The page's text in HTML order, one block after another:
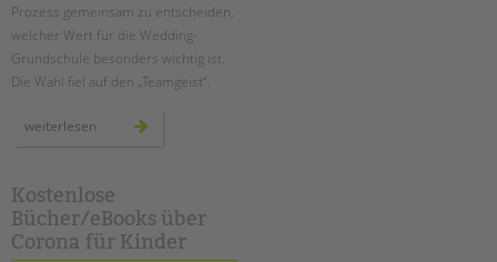
Prozess gemeinsam zu entscheiden,
welcher Wert für die Wedding-
Grundschule besonders wichtig ist.
Die Wahl fiel auf den „Teamgeist“.
weiterlesen
auf
dem
schulhof
Kostenlose
Bücher/eBooks über
Corona für Kinder